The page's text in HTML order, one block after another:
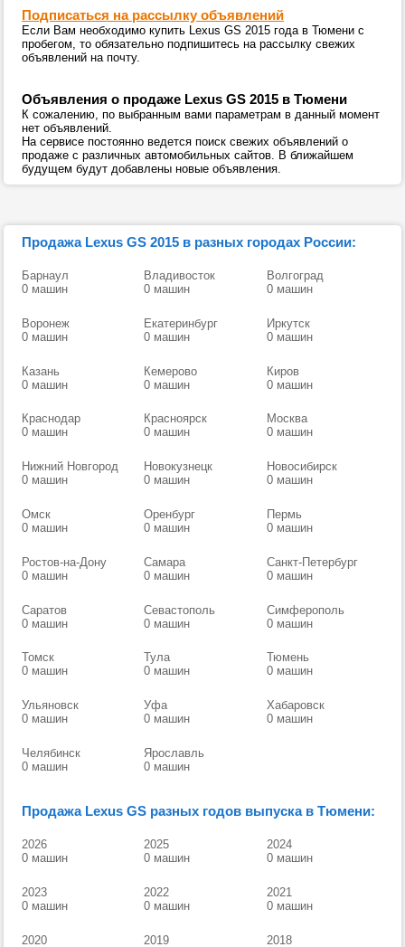
Подписаться на рассылку объявлений
Если Вам необходимо купить Lexus GS 2015 года в Тюмени с
пробегом, то обязательно подпишитесь на рассылку свежих
объявлений на почту.
Объявления о продаже Lexus GS 2015 в Тюмени
К сожалению, по выбранным вами параметрам в данный момент
нет объявлений.
На сервисе постоянно ведется поиск свежих объявлений о
продаже с различных автомобильных сайтов. В ближайшем
будущем будут добавлены новые объявления.
Продажа Lexus GS 2015 в разных городах России:
Барнаул
0 машин
Владивосток
0 машин
Волгоград
0 машин
Воронеж
0 машин
Екатеринбург
0 машин
Иркутск
0 машин
Казань
0 машин
Кемерово
0 машин
Киров
0 машин
Краснодар
0 машин
Красноярск
0 машин
Москва
0 машин
Нижний Новгород
0 машин
Новокузнецк
0 машин
Новосибирск
0 машин
Омск
0 машин
Оренбург
0 машин
Пермь
0 машин
Ростов-на-Дону
0 машин
Самара
0 машин
Санкт-Петербург
0 машин
Саратов
0 машин
Севастополь
0 машин
Симферополь
0 машин
Томск
0 машин
Тула
0 машин
Тюмень
0 машин
Ульяновск
0 машин
Уфа
0 машин
Хабаровск
0 машин
Челябинск
0 машин
Ярославль
0 машин
Продажа Lexus GS разных годов выпуска в Тюмени:
2026
0 машин
2025
0 машин
2024
0 машин
2023
0 машин
2022
0 машин
2021
0 машин
2020
2019
2018